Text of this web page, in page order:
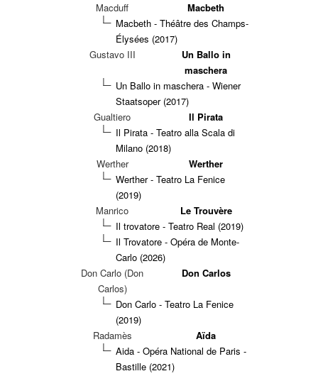
Macduff
Macbeth
Macbeth - Théâtre des Champs-
Élysées (2017)
Gustavo III
Un Ballo in
maschera
Un Ballo in maschera - Wiener
Staatsoper (2017)
Gualtiero
Il Pirata
Il Pirata - Teatro alla Scala di
Milano (2018)
Werther
Werther
Werther - Teatro La Fenice
(2019)
Manrico
Le Trouvère
Il trovatore - Teatro Real (2019)
Il Trovatore - Opéra de Monte-
Carlo (2026)
Don Carlo (Don
Carlos)
Don Carlos
Don Carlo - Teatro La Fenice
(2019)
Radamès
Aïda
Aida - Opéra National de Paris -
Bastille (2021)